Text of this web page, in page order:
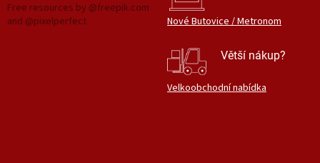
Free resources by @freepik.com
and @pixelperfect
Nové Butovice / Metronom
Větší nákup?
Velkoobchodní nabídka